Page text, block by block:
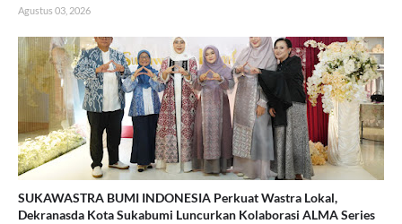
Agustus 03, 2026
SUKAWASTRA BUMI INDONESIA Perkuat Wastra Lokal,
Dekranasda Kota Sukabumi Luncurkan Kolaborasi ALMA Series